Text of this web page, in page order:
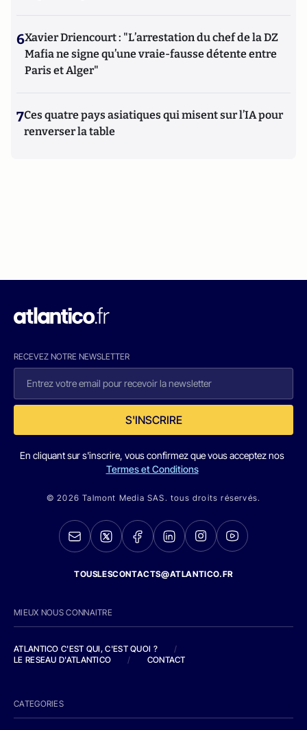
6Xavier Driencourt : "L’arrestation du chef de la DZ
Mafia ne signe qu’une vraie-fausse détente entre
Paris et Alger"
7Ces quatre pays asiatiques qui misent sur l’IA pour
renverser la table
RECEVEZ NOTRE NEWSLETTER
S'INSCRIRE
En cliquant sur s'inscrire, vous confirmez que vous acceptez nos
Termes et Conditions
© 2026 Talmont Media SAS. tous droits réservés.
TOUSLESCONTACTS@ATLANTICO.FR
MIEUX NOUS CONNAITRE
ATLANTICO C'EST QUI, C'EST QUOI ?
/
LE RESEAU D'ATLANTICO
/ CONTACT
CATEGORIES